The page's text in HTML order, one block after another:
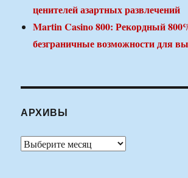
ценителей азартных развлечений
Martin Casino 800: Рекордный
безграничные возможности для
АРХИВЫ
Архивы